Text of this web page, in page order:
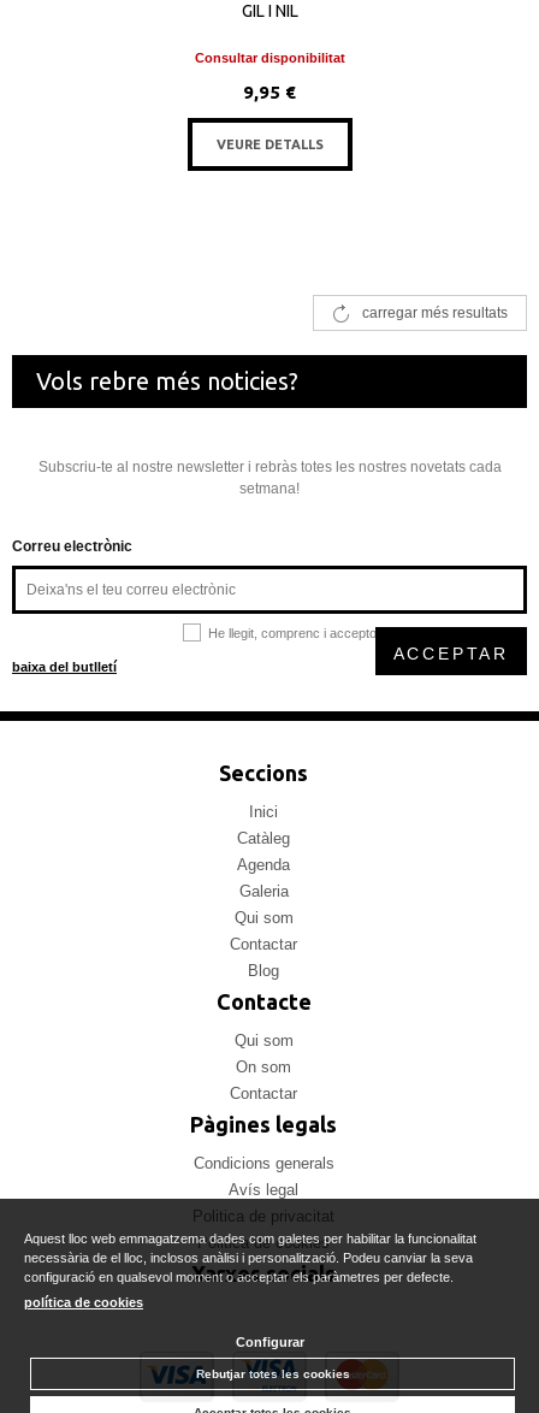
GIL I NIL
Consultar disponibilitat
9,95 €
VEURE DETALLS
carregar més resultats
Vols rebre més noticies?
Subscriu-te al nostre newsletter i rebràs totes les nostres novetats cada
setmana!
Correu electrònic
He llegit, comprenc i accepto la
baixa del butlletí
ACCEPTAR
Seccions
Inici
Catàleg
Agenda
Galeria
Qui som
Contactar
Blog
Contacte
Qui som
On som
Contactar
Pàgines legals
Condicions generals
Avís legal
Politica de privacitat
Politica de cookies
Xarxes socials
Aquest lloc web emmagatzema dades com galetes per habilitar la funcionalitat
necessària de el lloc, inclosos anàlisi i personalització. Podeu canviar la seva
configuració en qualsevol moment o acceptar els paràmetres per defecte.
política de cookies
Configurar
Rebutjar totes les cookies